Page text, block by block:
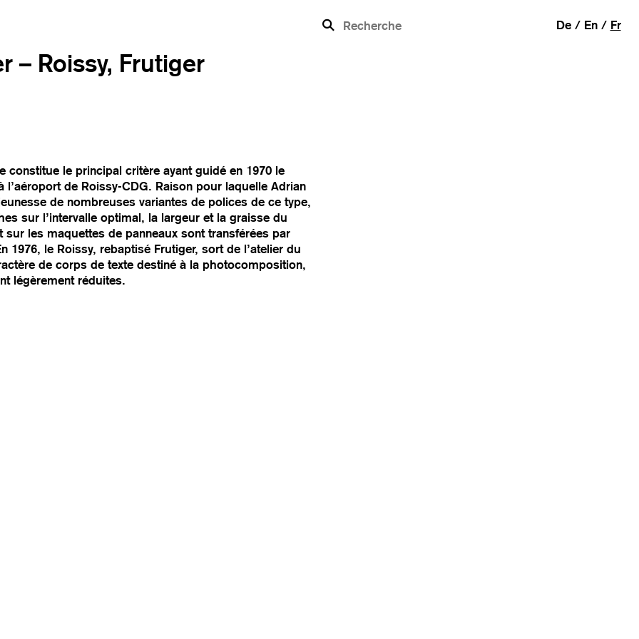
b De En Fr
– Roissy, Frutiger
constitue le principal critère ayant guidé en 1970 le
l’aéroport de Roissy-CDG. Raison pour laquelle Adrian
de nombreuses variantes de polices de ce type,
sur l’intervalle optimal, la largeur et la graisse du
sur les maquettes de panneaux sont transférées par
1976, le Roissy, rebaptisé Frutiger, sort de l’atelier du
de corps de texte destiné à la photocomposition,
légèrement réduites.